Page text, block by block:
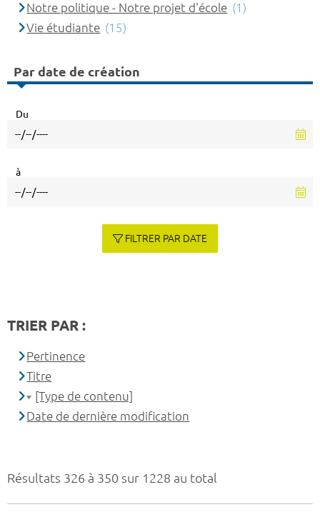
Résultats 326 à 350 sur 1228 au total
Notre politique - Notre projet d'école (1)
Vie étudiante (15)
Par date de création
Du
à
FILTRER PAR DATE
TRIER PAR :
Pertinence
Titre
[Type de contenu]
Date de dernière modification